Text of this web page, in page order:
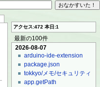
アクセス:472 本日:1
最新の100件
2026-08-07
arduino-ide-extension
package.json
tokkyo/メモ/セキュリティ
app.getPath